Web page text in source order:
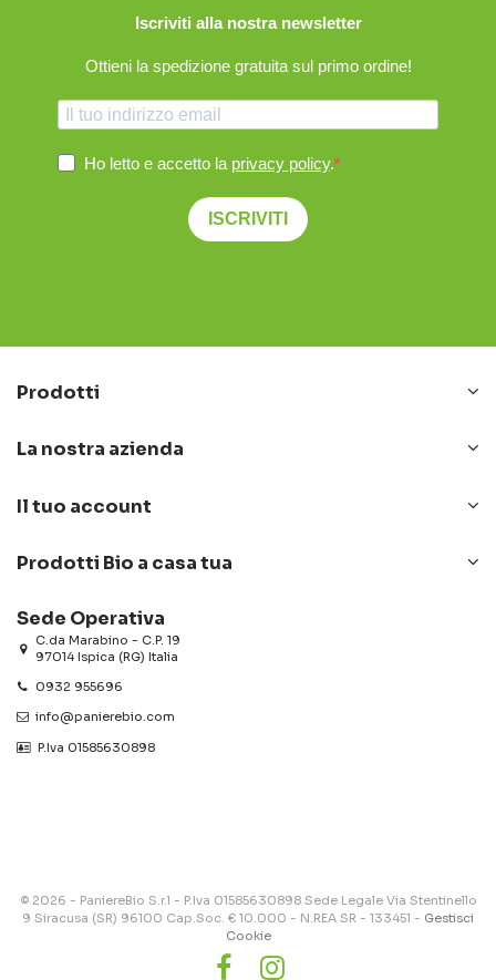
Iscriviti alla nostra newsletter
Ottieni la spedizione gratuita sul primo ordine!
Ho letto e accetto la privacy policy.
ISCRIVITI
Prodotti
La nostra azienda
Il tuo account
Prodotti Bio a casa tua
Sede Operativa
C.da Marabino - C.P. 19
97014 Ispica (RG) Italia
0932 955696
info@panierebio.com
‎‎‎‎‎ P.Iva 01585630898
© 2026 - PaniereBio S.r.l - P.Iva 01585630898 Sede Legale Via Stentinello
9 Siracusa (SR) 96100 Cap.Soc. € 10.000 - N.REA SR - 133451 - Gestisci
Cookie